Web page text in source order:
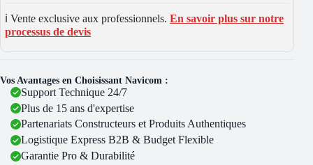
ℹ️ Vente exclusive aux professionnels. En savoir plus sur notre
processus de devis
Vos Avantages en Choisissant Navicom :
Support Technique 24/7
Plus de 15 ans d'expertise
Partenariats Constructeurs et Produits Authentiques
Logistique Express B2B & Budget Flexible
Garantie Pro & Durabilité